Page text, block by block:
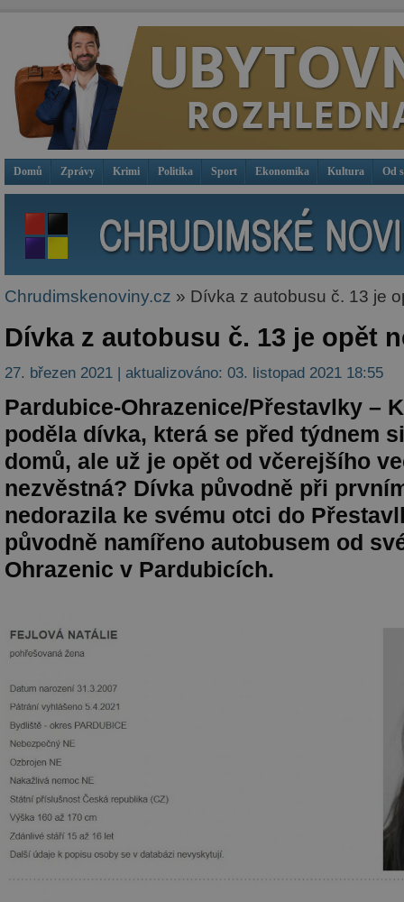
Domů Zprávy Krimi Politika Sport Ekonomika Kultura Od
Chrudimskenoviny.cz » Dívka z autobusu č. 13 je
Dívka z autobusu č. 13 je opět
27. březen 2021 | aktualizováno: 03. listopad 2021 18:55
Pardubice-Ohrazenice/Přestavlky –
poděla dívka, která se před týdnem
domů, ale už je opět od včerejšího
nezvěstná? Dívka původně při
nedorazila ke svému otci do
původně namířeno autobusem od
Ohrazenic v Pardubicích.